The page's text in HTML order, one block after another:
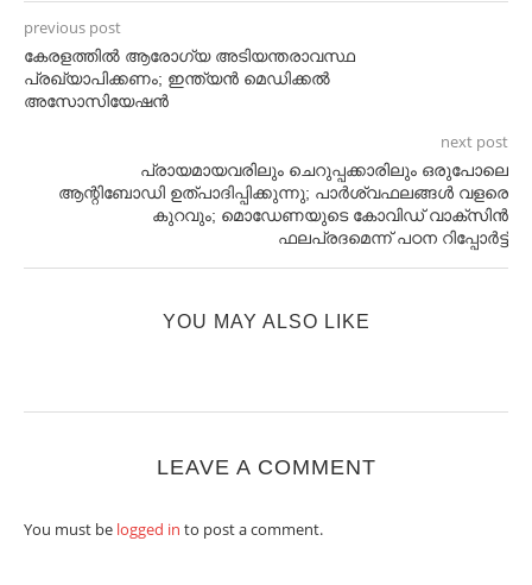
previous post
കേരളത്തിൽ ആരോഗ്യ അടിയന്തരാവസ്ഥ
പ്രഖ്യാപിക്കണം; ഇന്ത്യന്‍ മെഡിക്കല്‍
അസോസിയേഷന്‍
next post
പ്രായമായവരിലും ചെറുപ്പക്കാരിലും ഒരുപോലെ
ആന്റിബോഡി ഉത്പാ​ദിപ്പിക്കുന്നു; പാര്‍ശ്വഫലങ്ങള്‍ വളരെ
കുറവും; മൊഡേണയുടെ കോവിഡ് വാക്സിന്‍
ഫലപ്രദമെന്ന് പഠന റിപ്പോര്‍ട്ട്
YOU MAY ALSO LIKE
LEAVE A COMMENT
You must be logged in to post a comment.